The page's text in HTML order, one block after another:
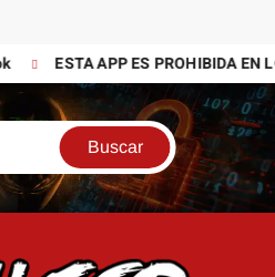
ESTA APP ES PROHIBIDA EN